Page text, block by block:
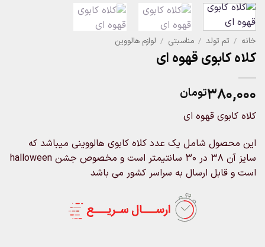
خانه / تم تولد / مناسبتی / لوازم هالووین
کلاه کابوی قهوه ای
۳۸۰,۰۰۰تومان
کلاه کابوی قهوه ای
این محصول شامل یک عدد کلاه کابوی هالووینی میباشد که
سایز آن 38 در 30 سانتیمتر است و مخصوص جشن halloween
است و قابل ارسال به سراسر کشور می باشد